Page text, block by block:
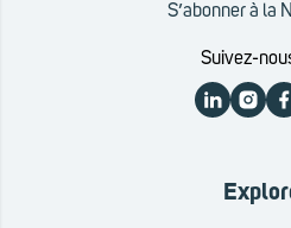
S’abonner à la
Suivez-